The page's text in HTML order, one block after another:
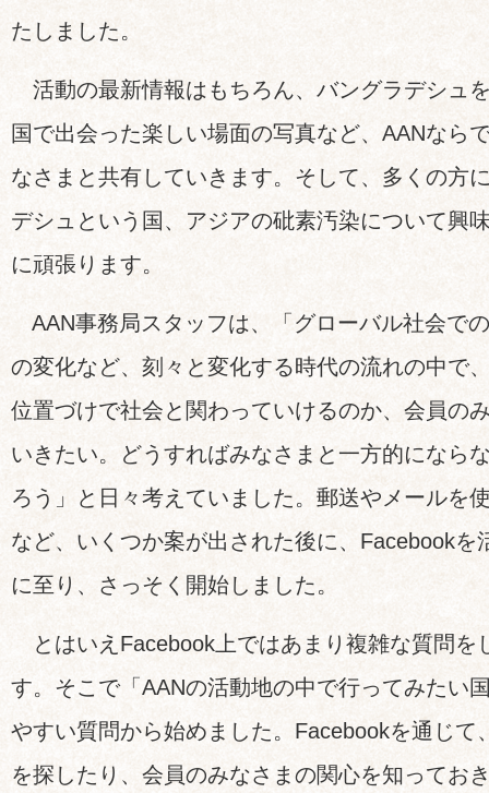
たしました。
活動の最新情報はもちろん、バングラデシュ
国で出会った楽しい場面の写真など、AANなら
なさまと共有していきます。そして、多くの方
デシュという国、アジアの砒素汚染について興
に頑張ります。
AAN事務局スタッフは、「グローバル社会で
の変化など、刻々と変化する時代の流れの中で
位置づけで社会と関わっていけるのか、会員の
いきたい。どうすればみなさまと一方的になら
ろう」と日々考えていました。郵送やメールを
など、いくつか案が出された後に、Facebookを
に至り、さっそく開始しました。
とはいえFacebook上ではあまり複雑な質問を
す。そこで「AANの活動地の中で行ってみたい
やすい質問から始めました。Facebookを通じて
を探したり、会員のみなさまの関心を知ってお